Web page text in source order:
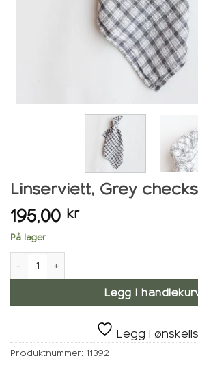
Linserviett, Grey
195,00 kr
På lager
Linserviett, Grey checks 45x45 antall
Legg i
Legg i
Produktnummer: 11392